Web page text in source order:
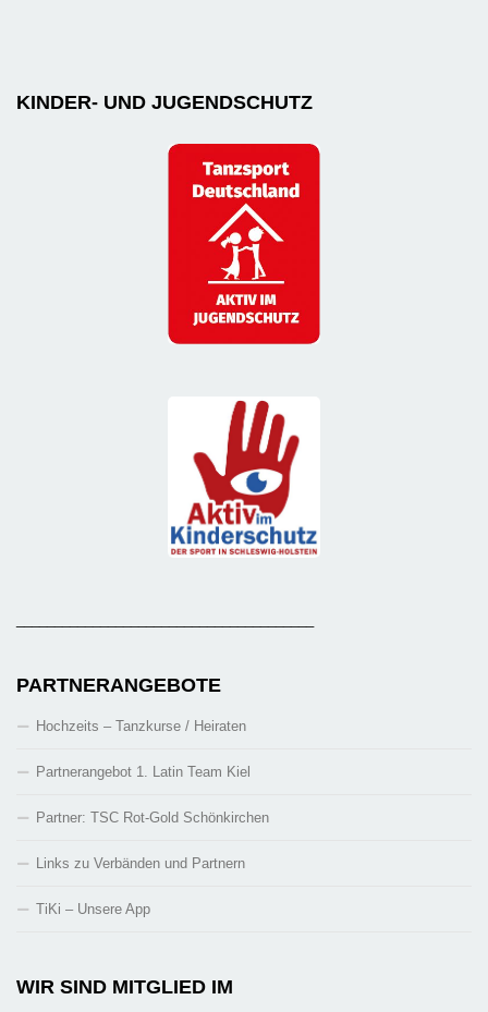
KINDER- UND JUGENDSCHUTZ
PARTNERANGEBOTE
Hochzeits – Tanzkurse / Heiraten
Partnerangebot 1. Latin Team Kiel
Partner: TSC Rot-Gold Schönkirchen
Links zu Verbänden und Partnern
TiKi – Unsere App
WIR SIND MITGLIED IM